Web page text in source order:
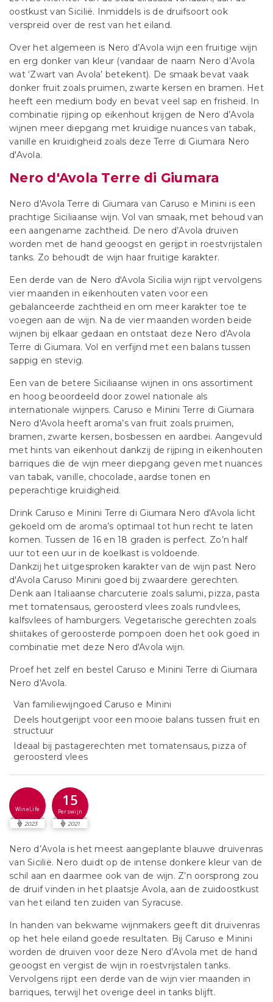
oostkust van Sicilië. Inmiddels is de druifsoort ook
verspreid over de rest van het eiland.
Over het algemeen is Nero d’Avola wijn een fruitige wijn
en erg donker van kleur (vandaar de naam Nero d’Avola
wat ‘Zwart van Avola’ betekent). De smaak bevat vaak
donker fruit zoals pruimen, zwarte kersen en bramen. Het
heeft een medium body en bevat veel sap en frisheid. In
combinatie rijping op eikenhout krijgen de Nero d’Avola
wijnen meer diepgang met kruidige nuances van tabak,
vanille en kruidigheid zoals deze Terre di Giumara Nero
d'Avola.
Nero d'Avola Terre di Giumara
Nero d'Avola Terre di Giumara van Caruso e Minini is een
prachtige Siciliaanse wijn. Vol van smaak, met behoud van
een aangename zachtheid. De nero d’Avola druiven
worden met de hand geoogst en gerijpt in roestvrijstalen
tanks. Zo behoudt de wijn haar fruitige karakter.
Een derde van de Nero d'Avola Sicilia wijn rijpt vervolgens
vier maanden in eikenhouten vaten voor een
gebalanceerde zachtheid en om meer karakter toe te
voegen aan de wijn. Na de vier maanden worden beide
wijnen bij elkaar gedaan en ontstaat deze Nero d'Avola
Terre di Giumara. Vol en verfijnd met een balans tussen
sappig en stevig.
Een van de betere Siciliaanse wijnen in ons assortiment
en hoog beoordeeld door zowel nationale als
internationale wijnpers. Caruso e Minini Terre di Giumara
Nero d'Avola heeft aroma’s van fruit zoals pruimen,
bramen, zwarte kersen, bosbessen en aardbei. Aangevuld
met hints van eikenhout dankzij de rijping in eikenhouten
barriques die de wijn meer diepgang geven met nuances
van tabak, vanille, chocolade, aardse tonen en
peperachtige kruidigheid.
Drink Caruso e Minini Terre di Giumara Nero d'Avola licht
gekoeld om de aroma’s optimaal tot hun recht te laten
komen. Tussen de 16 en 18 graden is perfect. Zo’n half
uur tot een uur in de koelkast is voldoende.
Dankzij het uitgesproken karakter van de wijn past Nero
d'Avola Caruso Minini goed bij zwaardere gerechten.
Denk aan Italiaanse charcuterie zoals salumi, pizza, pasta
met tomatensaus, geroosterd vlees zoals rundvlees,
kalfsvlees of hamburgers. Vegetarische gerechten zoals
shiitakes of geroosterde pompoen doen het ook goed in
combinatie met deze Nero d'Avola wijn.
Proef het zelf en bestel Caruso e Minini Terre di Giumara
Nero d'Avola.
Van familiewijngoed Caruso e Minini
Deels houtgerijpt voor een mooie balans tussen fruit en
structuur
Ideaal bij pastagerechten met tomatensaus, pizza of
geroosterd vlees
WineLife
2023
15
Perswijn
2021
Nero d’Avola is het meest aangeplante blauwe druivenras
van Sicilië. Nero duidt op de intense donkere kleur van de
schil aan en daarmee ook van de wijn. Z’n oorsprong zou
de druif vinden in het plaatsje Avola, aan de zuidoostkust
van het eiland ten zuiden van Syracuse.
In handen van bekwame wijnmakers geeft dit druivenras
op het hele eiland goede resultaten. Bij Caruso e Minini
worden de druiven voor deze Nero d’Avola met de hand
geoogst en vergist de wijn in roestvrijstalen tanks.
Vervolgens rijpt een derde van de wijn vier maanden in
barriques, terwijl het overige deel in tanks blijft.